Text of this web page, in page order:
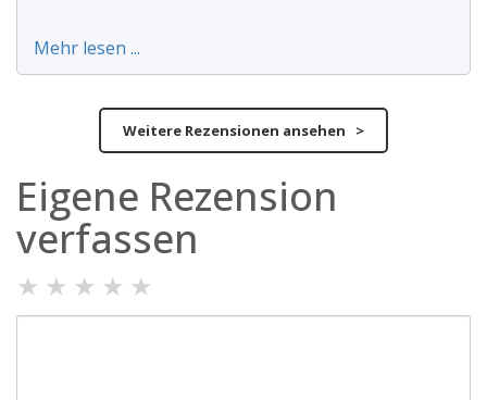
Mehr lesen ...
Weitere Rezensionen ansehen >
Eigene Rezension
verfassen
★ ★ ★ ★ ★